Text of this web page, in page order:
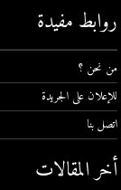
روابط مفيدة
من نحن ؟
للإعلان على الجريدة
اتصل بنا
أخر المقالات